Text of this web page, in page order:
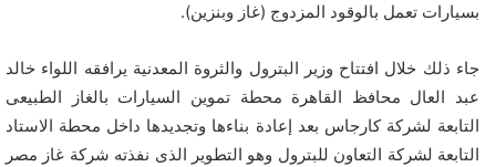
بسيارات تعمل بالوقود المزدوج (غاز وبنزين).
جاء ذلك خلال افتتاح وزير البترول والثروة المعدنية يرافقه اللواء خالد
عبد العال محافظ القاهرة محطة تموين السيارات بالغاز الطبيعى
التابعة لشركة كارجاس بعد إعادة بناءها وتجديدها داخل محطة الاستاد
التابعة لشركة التعاون للبترول وهو التطوير الذى نفذته شركة غاز مصر